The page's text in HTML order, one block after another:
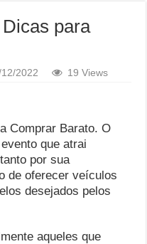
Circular?
: O que Diz a
em conserva durante
os riscos na gravidez
Paz e a Lei do
para
2022 19 Views
Comprar Barato. O
que atrai
por sua
de oferecer veículos
desejados pelos
aqueles que